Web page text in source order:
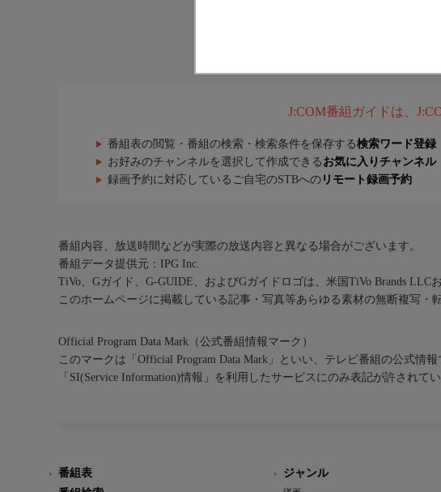
J:COM番組ガイドは、
番組表の閲覧・番組の検索・検索条件を保存する検索ワード登録
お好みのチャンネルを選択して作成できる お気に入りチャンネル
録画予約に対応しているご自宅のSTBへの リモート録画予約
番組内容、放送時間などが実際の放送内容と異なる場合がございます。
番組データ提供元：IPG Inc.
TiVo、Gガイド、G-GUIDE、およびGガイドロゴは、米国TiVo Brands
このホームページに掲載している記事・写真等あらゆる素材の無断複写・
Official Program Data Mark（公式番組情報マーク）
このマークは「Official Program Data Mark」といい、テレビ番組の公式情報
「SI(Service Information)情報」を利用したサービスにのみ表記が許されて
番組表
ジャンル